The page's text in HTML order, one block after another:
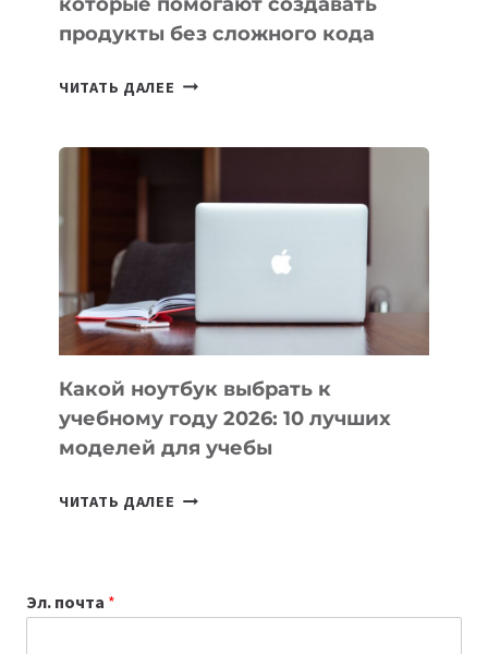
продукты без сложного кода
ЧИТАТЬ ДАЛЕЕ 7
ПОМОГАЮТ
СОЗДАВАТЬ
БЕЗ
СЛОЖНОГО
КОДА
Какой ноутбук выбрать к
учебному году 2026: 10 лучших
моделей для учебы
ЧИТАТЬ ДАЛЕЕ КАКОЙ
Эл. почта *